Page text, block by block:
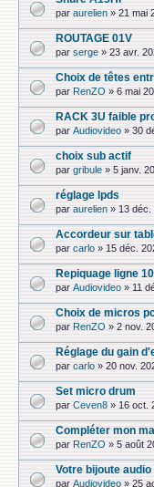
par aurelien » 21 mai
ROUTAGE 01V
par serge » 23 avr.
Choix de têtes
par RenZO » 6 mai
RACK 3U faible
par Audiovideo » 30
choix sub actif
par gribule » 5 janv.
réglage lpds
par aurelien » 13 déc.
Accordeur sur
par carlo » 15 déc.
Repiquage ligne
par Audiovideo » 11
Choix de micros
par RenZO » 2 nov.
Réglage du gain
par carlo » 20 nov.
Set micro drum
par Ceven8 » 16 oct.
Compléter mon
par RenZO » 5 août
Votre bijoute audio
par Audiovideo » 25